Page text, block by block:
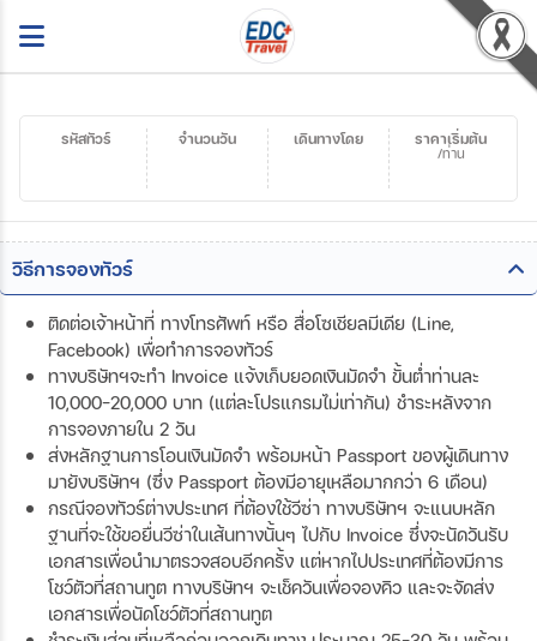
รหัสทัวร์ จำนวนวัน ราคาเริ่มต้น
/ท่าน
เดินทางโดย
วิธีการจองทัวร์
ติดต่อเจ้าหน้าที่ ทางโทรศัพท์ หรือ สื่อโซเชียลมีเดีย (Line,
Facebook) เพื่อทำการจองทัวร์
ทางบริษัทฯจะทำ Invoice แจ้งเก็บยอดเงินมัดจำ ขั้นต่ำท่านละ
10,000-20,000 บาท (แต่ละโปรแกรมไม่เท่ากัน) ชำระหลังจาก
การจองภายใน 2 วัน
ส่งหลักฐานการโอนเงินมัดจำ พร้อมหน้า Passport ของผู้เดินทาง
มายังบริษัทฯ (ซึ่ง Passport ต้องมีอายุเหลือมากกว่า 6 เดือน)
กรณีจองทัวร์ต่างประเทศ ที่ต้องใช้วีซ่า ทางบริษัทฯ จะแนบหลัก
ฐานที่จะใช้ขอยื่นวีซ่าในเส้นทางนั้นๆ ไปกับ Invoice ซึ่งจะนัดวันรับ
เอกสารเพื่อนำมาตรวจสอบอีกครั้ง แต่หากไปประเทศที่ต้องมีการ
โชว์ตัวที่สถานทูต ทางบริษัทฯ จะเช็ควันเพื่อจองคิว และจะจัดส่ง
เอกสารเพื่อนัดโชว์ตัวที่สถานทูต